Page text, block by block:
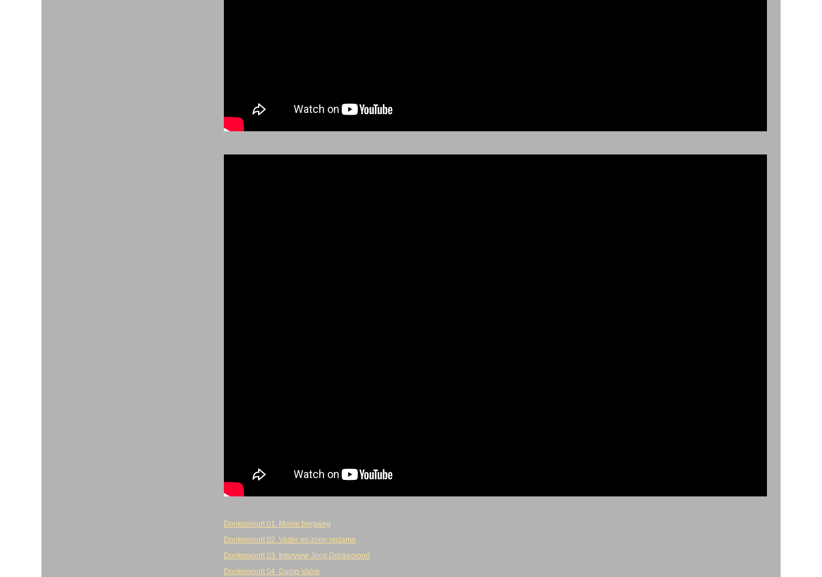
Donkervoort 01 Mooie bergweg
Donkervoort 02 Vader en zoon reclame
Donkervoort 03 Interview Joop Donkervoort
Donkervoort 04 Dump-Valve